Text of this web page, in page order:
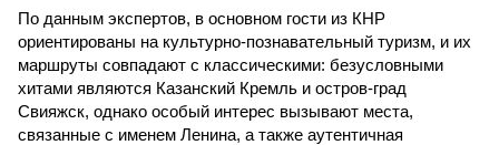
По данным экспертов, в основном гости из КНР
ориентированы на культурно-познавательный туризм, и их
маршруты совпадают с классическими: безусловными
хитами являются Казанский Кремль и остров-град
Свияжск, однако особый интерес вызывают места,
связанные с именем Ленина, а также аутентичная